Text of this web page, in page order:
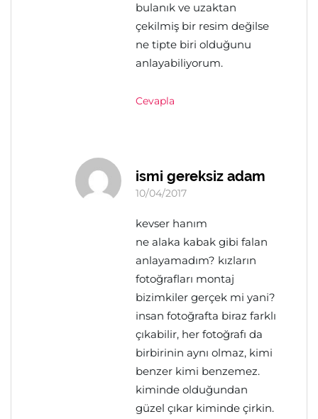
bulanık ve uzaktan
çekilmiş bir resim değilse
ne tipte biri olduğunu
anlayabiliyorum.
Cevapla
ismi gereksiz adam
10/04/2017
kevser hanım
ne alaka kabak gibi falan
anlayamadım? kızların
fotoğrafları montaj
bizimkiler gerçek mi yani?
insan fotoğrafta biraz farklı
çıkabilir, her fotoğrafı da
birbirinin aynı olmaz, kimi
benzer kimi benzemez.
kiminde olduğundan
güzel çıkar kiminde çirkin.